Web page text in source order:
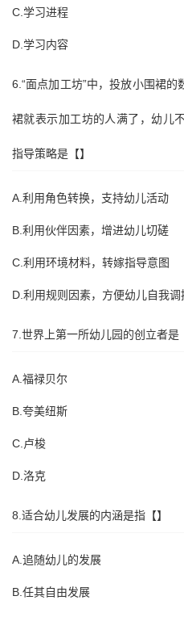
C.学习进程
D.学习内容
6.“面点加工坊”中，投放小围裙
裙就表示加工坊的人满了，幼儿
指导策略是【】
A.利用角色转换，支持幼儿活动
B.利用伙伴因素，增进幼儿切磋
C.利用环境材料，转嫁指导意图
D.利用规则因素，方便幼儿自我调
7.世界上第一所幼儿园的创立者是
A.福禄贝尔
B.夸美纽斯
C.卢梭
D.洛克
8.适合幼儿发展的内涵是指【】
A.追随幼儿的发展
B.任其自由发展